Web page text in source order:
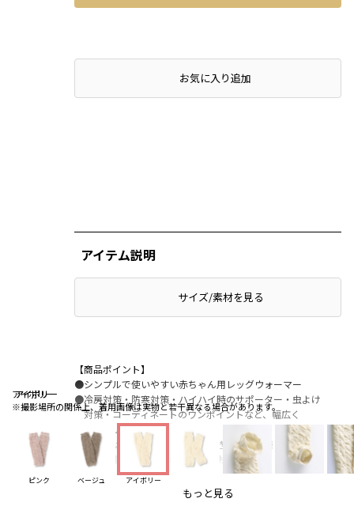
アイボリー
※撮影場所の関係上、着用画像は実物と若干異なる場合があります。
アイボリー
アイボリー
ピンク ベージュ アイボリー
お気に入り追加
アイテム説明
サイズ/素材を見る
【商品ポイント】
●シンプルで使いやすい赤ちゃん用レッグウォーマー
●冷房対策・防寒対策・ハイハイ時のサポーター・虫よけ
対策・コーディネートのワンポイントなど、幅広く
お使いいただけます
●履き口はフリル風でゴム跡が付きにくい仕様
●長い期間使えるのでギフトにもおすすめ♪
もっと見る